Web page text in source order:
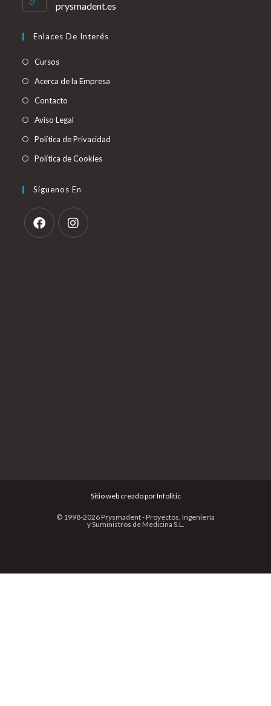
prysmadent.es
Enlaces De Interés
Cursos
Acerca de la Empresa
Contacto
Aviso Legal
Política de Privacidad
Política de Cookies
Síguenos En
Sitio web creado por Infolitic
© 1998-2026 Prysmadent - Proyectos, Ingeniería
y Suministros de Medicina S.L.